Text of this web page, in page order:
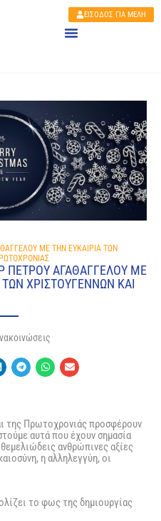
ΕΙΣΟΔΟΣ ΓΙΑ ΜΕΛΗ
ΜΕ ΤΗΝ ΕΥΚΑΙΡΙΑ ΤΩΝ
ΑΓΑΘΑΓΓΕΛΟΥ ΜΕ
ΧΡΙΣΤΟΥΓΕΝΝΩΝ ΚΑΙ
της Πρωτοχρονιάς προσφέρουν
αυτά που έχουν σημασία
ανθρώπινες αξίες
η αλληλεγγύη, οι
το φως της δημιουργίας